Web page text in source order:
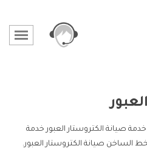
خدمة صيانة الكتروستار العبور خدمة
الساخن صيانة الكتروستار العبور.